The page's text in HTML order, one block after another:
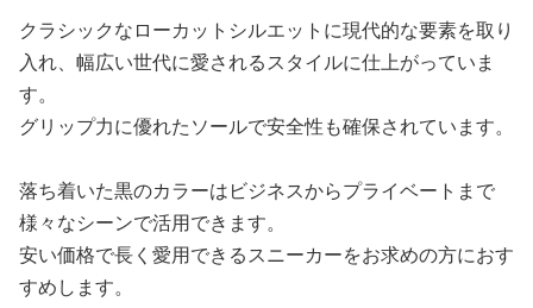
クラシックなローカットシルエットに現代的な要素を取り
入れ、幅広い世代に愛されるスタイルに仕上がっていま
す。
グリップ力に優れたソールで安全性も確保されています。
落ち着いた黒のカラーはビジネスからプライベートまで
様々なシーンで活用できます。
安い価格で長く愛用できるスニーカーをお求めの方におす
すめします。